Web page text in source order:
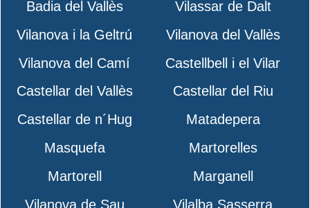
Badia del Vallès
Vilassar de Dalt
Vilanova i la Geltrú
Vilanova del Vallès
Vilanova del Camí
Castellbell i el Vilar
Castellar del Vallès
Castellar del Riu
Castellar de n´Hug
Matadepera
Masquefa
Martorelles
Martorell
Marganell
Vilanova de Sau
Vilalba Sasserra